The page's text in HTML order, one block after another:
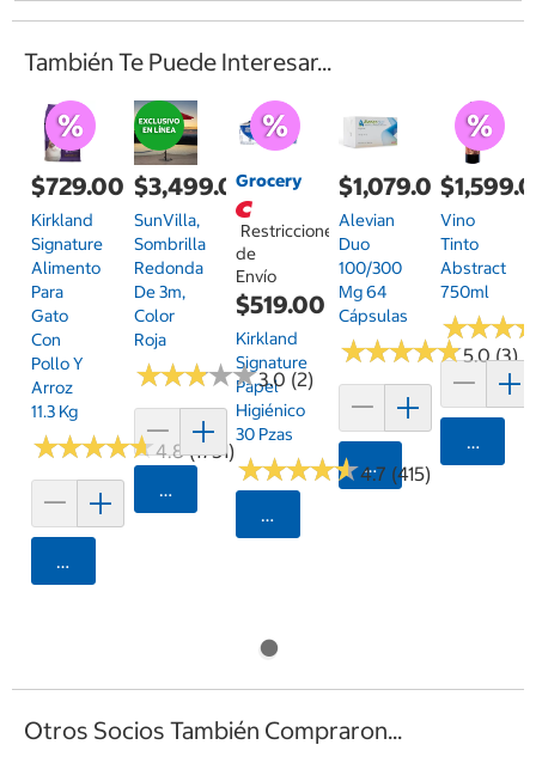
También Te Puede Interesar...
$729.00
Kirkland
Signature
Alimento
Para
Gato
Con
Pollo Y
Arroz
11.3 Kg
★★★★★
★★★★★4.8 (1751)
Agregar
$3,499.00
SunVilla,
Sombrilla
Redonda
De 3m,
Color
Roja
★★★★★
★★★★★3.0 (2)
Agregar
Grocery
Restricciones
de
Envío
$519.00
Kirkland
Signature
Papel
Higiénico
30 Pzas
★★★★★
★★★★★4.7 (415)
Seleccionar Código Postal
$1,079.00
Alevian
Duo
100/300
Mg 64
Cápsulas
★★★★★
★★★★★5.0 (3)
Agregar
Vino
Tinto
Abstract
750ml
★★★
★★★
Otros Socios También Compraron...